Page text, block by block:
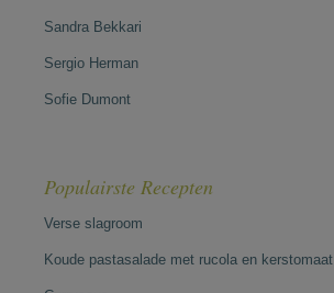
Sandra Bekkari
Sergio Herman
Sofie Dumont
Populairste Recepten
Verse slagroom
Koude pastasalade met rucola en kerstomaat